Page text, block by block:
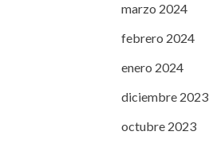
marzo 2024
febrero 2024
enero 2024
diciembre 2023
octubre 2023